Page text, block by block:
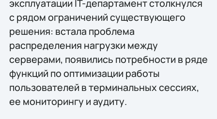
эксплуатации IT-департамент столкнулся
с рядом ограничений существующего
решения: встала проблема
распределения нагрузки между
серверами, появились потребности в ряде
функций по оптимизации работы
пользователей в терминальных сессиях,
ее мониторингу и аудиту.